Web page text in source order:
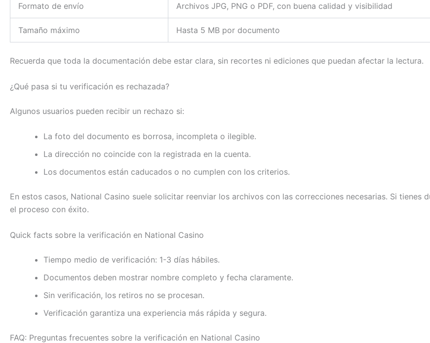
Formato de envío Archivos JPG, PNG o PDF, con buena calidad y visibilidad
Tamaño máximo Hasta 5 MB por documento
Recuerda que toda la documentación debe estar clara, sin recortes ni ediciones que puedan afectar la lectura.
¿Qué pasa si tu verificación es rechazada?
Algunos usuarios pueden recibir un rechazo si:
La foto del documento es borrosa, incompleta o ilegible.
La dirección no coincide con la registrada en la cuenta.
Los documentos están caducados o no cumplen con los criterios.
En estos casos, National Casino suele solicitar reenviar los archivos con las correcciones necesarias. Si
el proceso con éxito.
Quick facts sobre la verificación en National Casino
Tiempo medio de verificación: 1-3 días hábiles.
Documentos deben mostrar nombre completo y fecha claramente.
Sin verificación, los retiros no se procesan.
Verificación garantiza una experiencia más rápida y segura.
FAQ: Preguntas frecuentes sobre la verificación en National Casino